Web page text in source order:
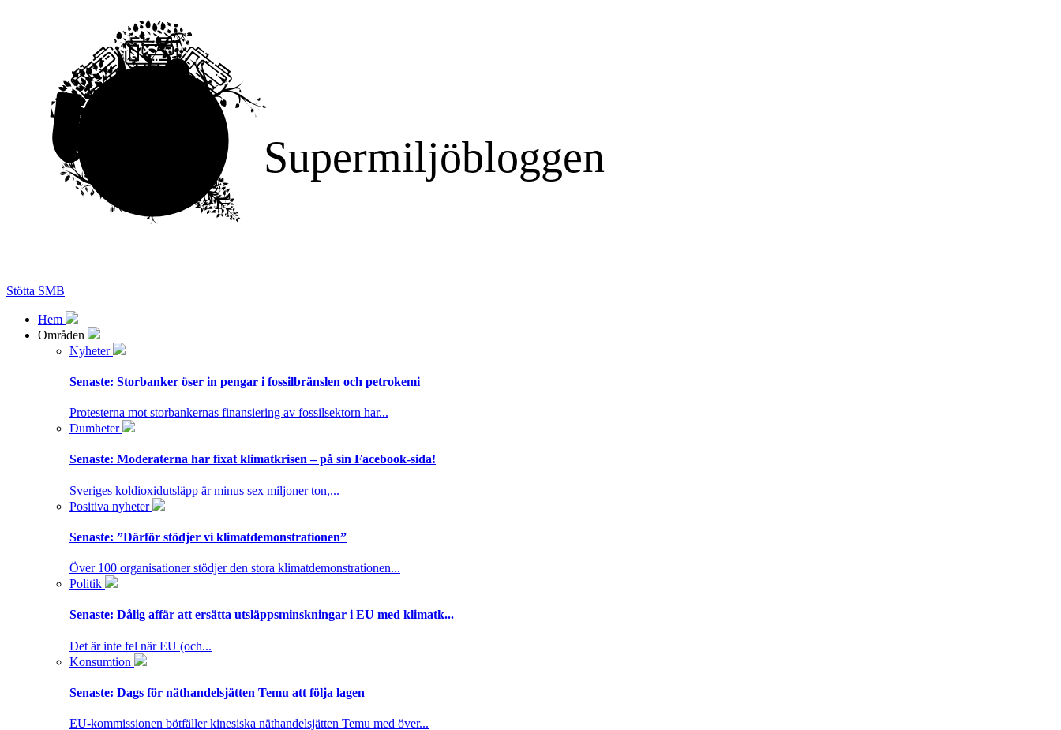
Supermiljöbloggen
Stötta SMB
Hem
Områden
Nyheter
Senaste: Storbanker öser in pengar i fossilbränslen och petrokemi
Protesterna mot storbankernas finansiering av fossilsektorn har...
Dumheter
Senaste: Moderaterna har fixat klimatkrisen – på sin Facebook-sida!
Sveriges koldioxidutsläpp är minus sex miljoner ton,...
Positiva nyheter
Senaste: ”Därför stödjer vi klimatdemonstrationen”
Över 100 organisationer stödjer den stora klimatdemonstrationen...
Politik
Senaste: Dålig affär att ersätta utsläppsminskningar i EU med klimatk...
Det är inte fel när EU (och...
Konsumtion
Senaste: Dags för näthandelsjätten Temu att följa lagen
EU-kommissionen bötfäller kinesiska näthandelsjätten Temu med över...